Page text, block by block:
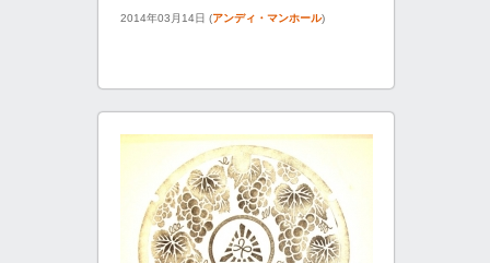
2014年03月14日 (アンディ・マンホール)